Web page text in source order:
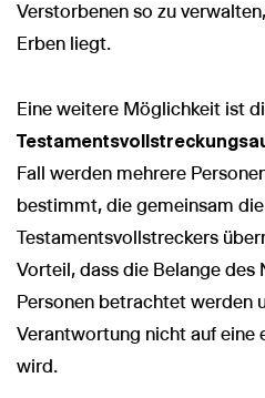
Verstorbenen so zu
Erben liegt.
Eine weitere Möglichkeit ist
Fall werden mehrere
bestimmt, die gemeinsam
Testamentsvollstreckers
Vorteil, dass die Belange des
Personen betrachtet werden
Verantwortung nicht auf eine
wird.